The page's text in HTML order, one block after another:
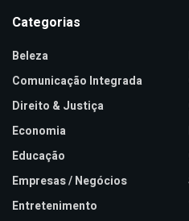
Categorias
Beleza
Comunicação Integrada
Direito & Justiça
Economia
Educação
Empresas / Negócios
Entretenimento